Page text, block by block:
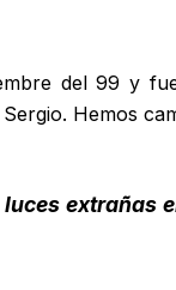
del 99 y
Hemos
extrañas